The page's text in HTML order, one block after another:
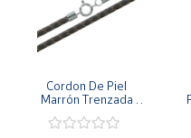
Cordon De Piel
Marrón Trenzada
Plata De 45Cm